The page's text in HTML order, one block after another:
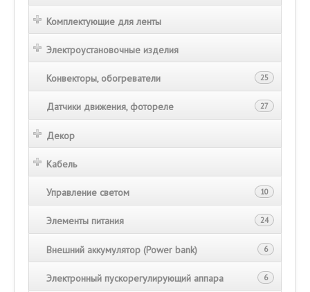
Комплектующие для ленты
Электроустановочные изделия
25
Конвекторы, обогреватели
27
Датчики движения, фотореле
Декор
Кабель
10
Управление светом
24
Элементы питания
6
Внешний аккумулятор (Power bank)
6
Электронный пускорегулирующий аппара